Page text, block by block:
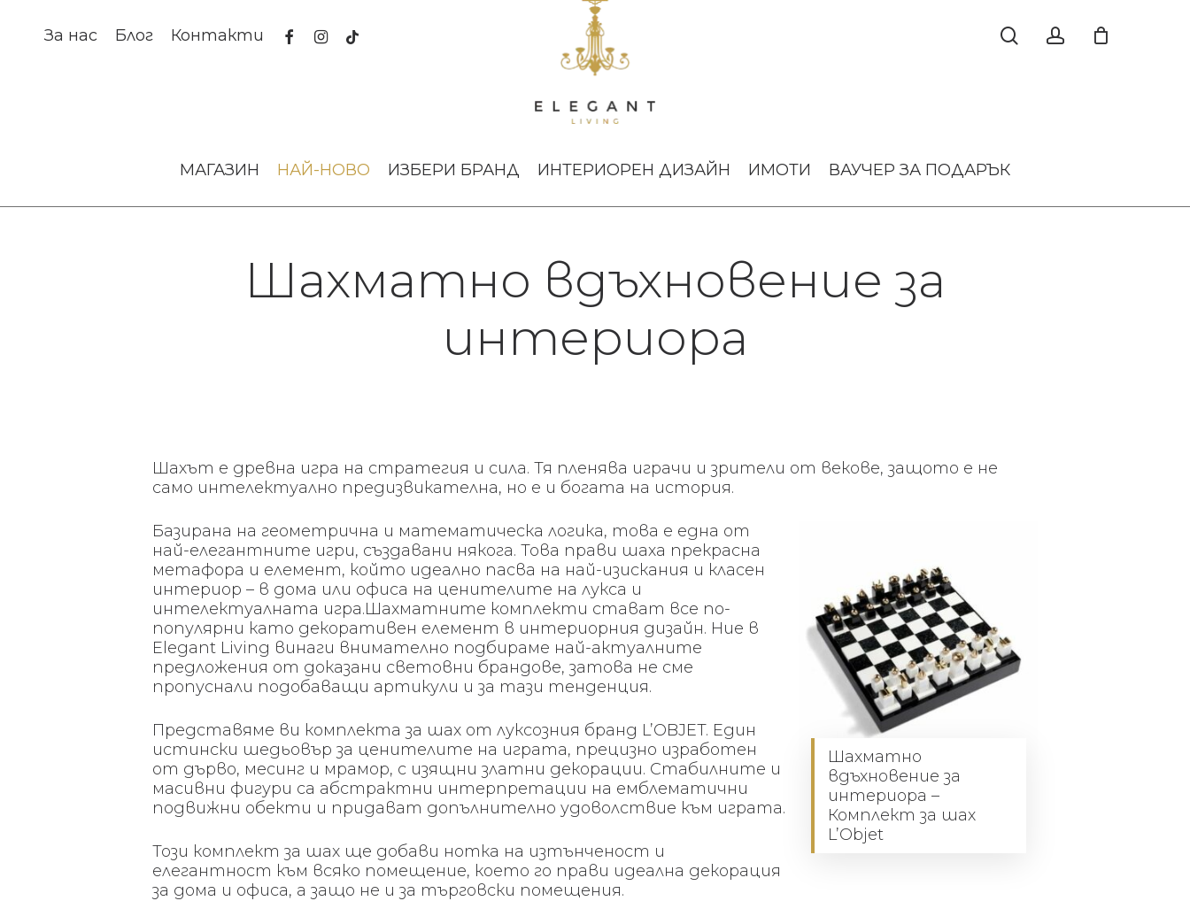
За нас Блог Контакти facebookinstagram
tiktok
МАГАЗИН НАЙ-НОВО ИЗБЕРИ БРАНД ИНТЕРИОРЕН ДИЗАЙН ИМОТИ ВАУЧЕР ЗА ПОДАРЪК
Шахматно вдъхновение за
интериора
Шахът е древна игра на стратегия и сила. Тя пленява играчи и зрители от векове, защото е не
само интелектуално предизвикателна, но е и богата на история.
Шахматно
вдъхновение за
интериора –
Комплект за шах
L’Objet
Базирана на геометрична и математическа логика, това е една от
най-елегантните игри, създавани някога. Това прави шаха прекрасна
метафора и елемент, който идеално пасва на най-изискания и класен
интериор – в дома или офиса на ценителите на лукса и
интелектуалната игра.Шахматните комплекти стават все по-
популярни като декоративен елемент в интериорния дизайн. Ние в
Elegant Living винаги внимателно подбираме най-актуалните
предложения от доказани световни брандове, затова не сме
пропуснали подобаващи артикули и за тази тенденция.
Представяме ви комплекта за шах от луксозния бранд L’OBJET. Един
истински шедьовър за ценителите на играта, прецизно изработен
от дърво, месинг и мрамор, с изящни златни декорации. Стабилните и
масивни фигури са абстрактни интерпретации на емблематични
подвижни обекти и придават допълнително удоволствие към играта.
Този комплект за шах ще добави нотка на изтънченост и
елегантност към всяко помещение, което го прави идеална декорация
за дома и офиса, а защо не и за търговски помещения.